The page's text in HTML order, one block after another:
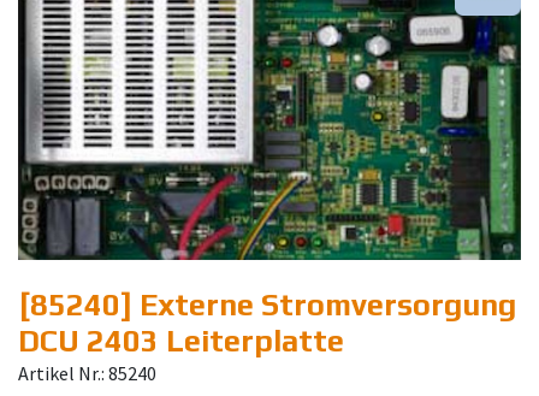
[85240] Externe Stromversorgung
DCU 2403 Leiterplatte
Artikel Nr.: 85240